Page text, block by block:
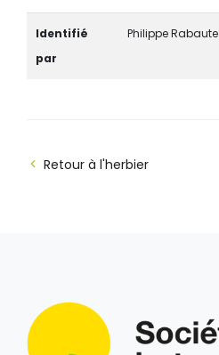
Identifié
par
Philippe Rabaute
Retour à l'herbier